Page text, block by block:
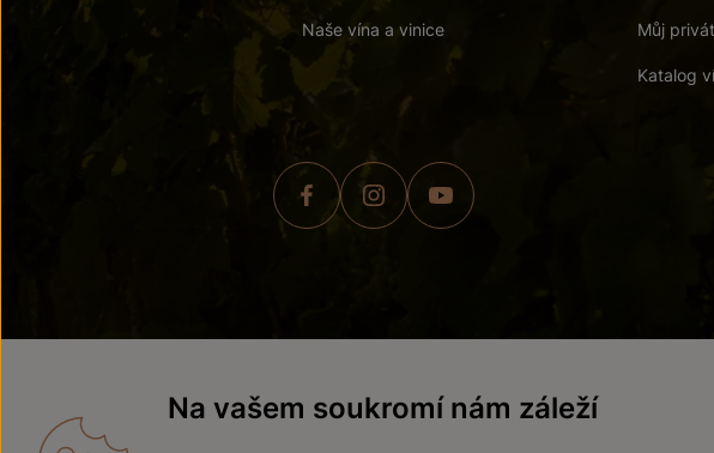
Naše vína a vinice Můj
Katalog
Zákaz prodeje
Na vašem soukromí nám záleží